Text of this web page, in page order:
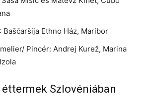
Baščaršija Ethno Ház, Maribor
Pincér: Andrej Kurež, Marina
Szlovéniában